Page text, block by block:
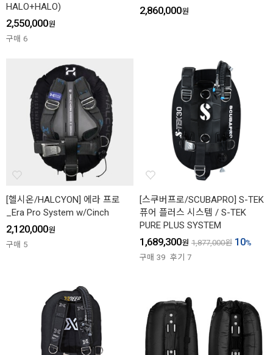
HALO+HALO)
2,550,000원
구매 6
2,860,000원
[헬시온/HALCYON] 에라 프로
_Era Pro System w/Cinch
2,120,000원
구매 5
[스쿠버프로/SCUBAPRO] S-TEK
퓨어 플러스 시스템 / S-TEK
PURE PLUS SYSTEM
1,689,300원 1,877,000원 10%
구매 39 후기 7